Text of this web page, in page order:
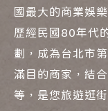
國最大的商業娛樂
歷經民國80年代
劃，成為台北市
滿目的商家，結
等，是您旅遊逛